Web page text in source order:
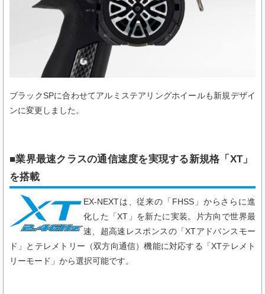
ブラックSPに合わせてアルミステアリングホイールも新規デザイ
ンに変更しました。
■業界最速クラスの通信速度を実現する新規格「XT」
を搭載
EX-NEXTは、従来の「FHSS」からさらに進
化した「XT」を新たに実装。片方向で世界最
速、超高速レスポンスの「XTアドバンスモー
ド」とテレメトリー（双方向通信）機能に対応する「XTテレメト
リーモード」から選択可能です。